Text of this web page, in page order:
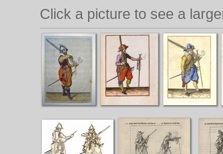
Click a picture to see a